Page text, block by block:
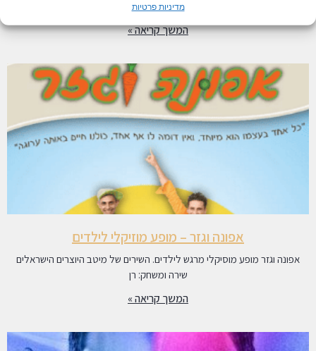
מדיניות פרטיות
פועל באופן ייחודי,
המשך קריאה »
אפונה וגזר – מופע מוזיקלי לילדים
אפונה וגזר מופע מוסיקלי מרגש לילדים. השירים של מיטב היוצרים הישראלים
שירה ומשחק: רן
המשך קריאה »